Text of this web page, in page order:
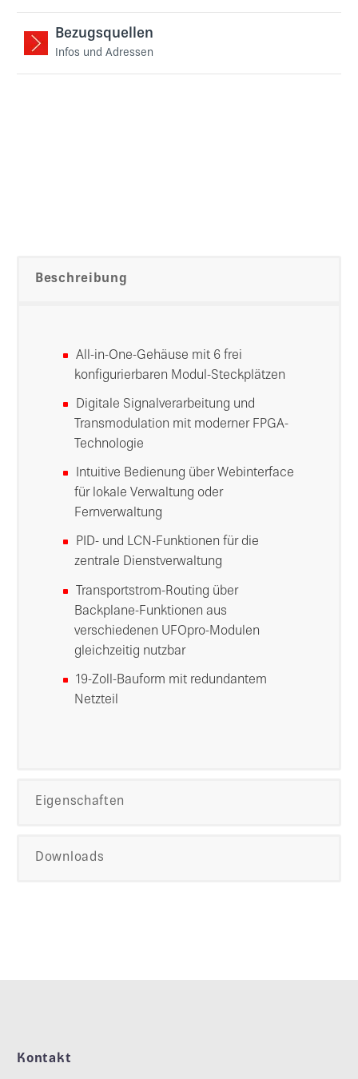
Bezugsquellen
Infos und Adressen
Beschreibung
All-in-One-Gehäuse mit 6 frei
konfigurierbaren Modul-Steckplätzen
Digitale Signalverarbeitung und
Transmodulation mit moderner FPGA-
Technologie
Intuitive Bedienung über Webinterface
für lokale Verwaltung oder
Fernverwaltung
PID- und LCN-Funktionen für die
zentrale Dienstverwaltung
Transportstrom-Routing über
Backplane-Funktionen aus
verschiedenen UFOpro-Modulen
gleichzeitig nutzbar
19-Zoll-Bauform mit redundantem
Netzteil
Eigenschaften
Downloads
Kontakt